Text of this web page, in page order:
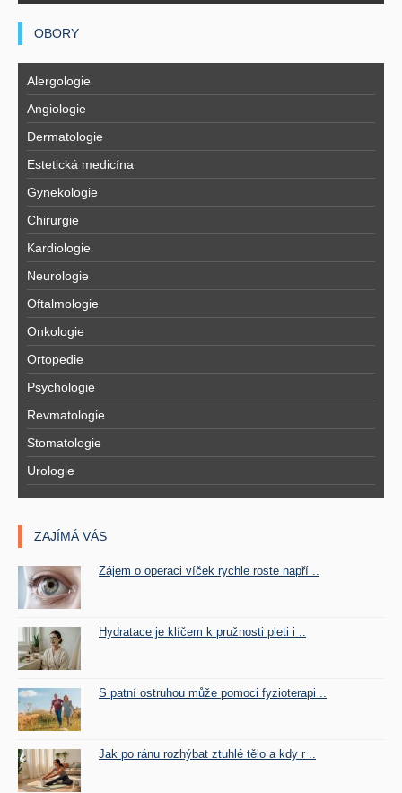
OBORY
Alergologie
Angiologie
Dermatologie
Estetická medicína
Gynekologie
Chirurgie
Kardiologie
Neurologie
Oftalmologie
Onkologie
Ortopedie
Psychologie
Revmatologie
Stomatologie
Urologie
ZAJÍMÁ VÁS
Zájem o operaci víček rychle roste napří ..
Hydratace je klíčem k pružnosti pleti i ..
S patní ostruhou může pomoci fyzioterapi ..
Jak po ránu rozhýbat ztuhlé tělo a kdy r ..